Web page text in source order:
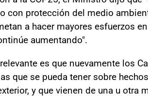
con protección del medio
a hacer mayores esfuerzos
aumentando".
es que nuevamente los
que se pueda tener sobre
y que vienen de una u otra